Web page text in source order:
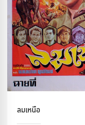
ลมเหนือ